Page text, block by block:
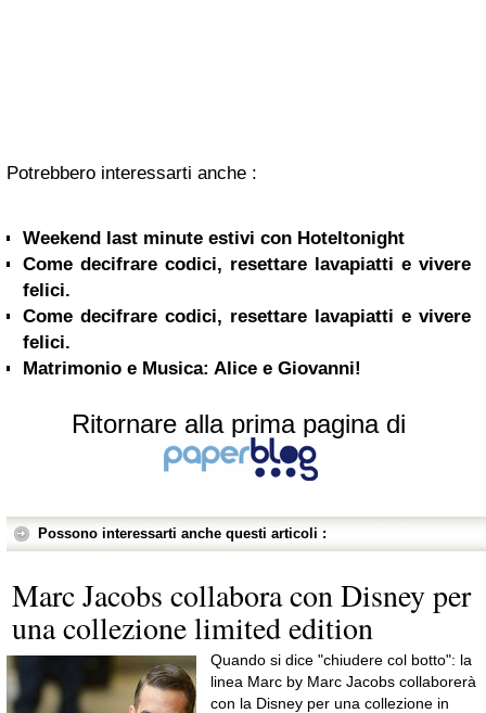
Potrebbero interessarti anche :
Weekend last minute estivi con Hoteltonight
Come decifrare codici, resettare lavapiatti e vivere
felici.
Come decifrare codici, resettare lavapiatti e vivere
felici.
Matrimonio e Musica: Alice e Giovanni!
Ritornare alla prima pagina di
Possono interessarti anche questi articoli :
Marc Jacobs collabora con Disney per
una collezione limited edition
Quando si dice "chiudere col botto": la
linea Marc by Marc Jacobs collaborerà
con la Disney per una collezione in